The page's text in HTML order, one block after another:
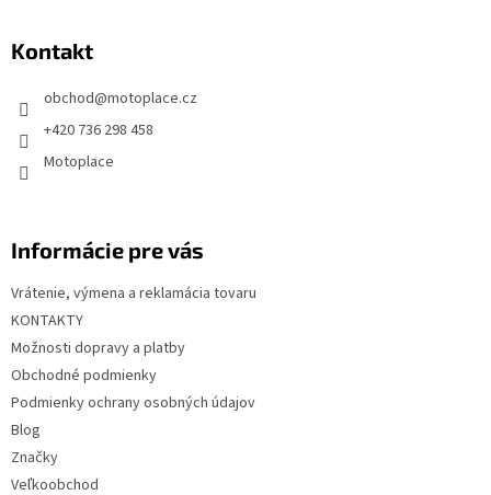
äKontakt
obchod@motoplace.cz
+420 736 298 458
Motoplace
Informácie pre vás
Vrátenie, výmena a reklamácia tovaru
KONTAKTY
Možnosti dopravy a platby
Obchodné podmienky
Podmienky ochrany osobných údajov
Blog
Značky
Veľkoobchod